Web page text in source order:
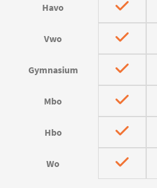
Havo
Vwo
Gymnasium
Mbo
Hbo
Wo